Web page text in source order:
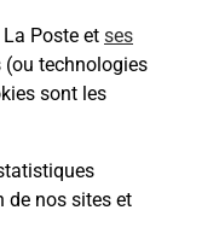
Poste et ses
technologies
sont les
de nos sites et